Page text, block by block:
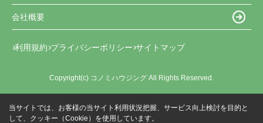
会社概要
利用規約 プライバシーポリシー サイトマップ
Copyright(c) コノミハウジング All Rights Reserved.
当サイトでは、お客様の当サイト利用状況把握、サービス向上検討を目的と
して、クッキー（Cookie）を使用しています。